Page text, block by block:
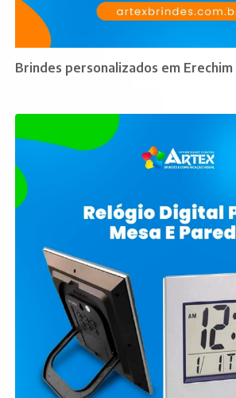
Brindes personalizados em Erechim